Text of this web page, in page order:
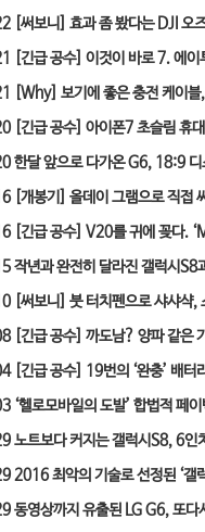
[써보니] 효과 좀 봤다는 DJI 오
[긴급 공수] 이것이 바로 7. 에
[Why] 보기에 좋은 충전 케이
[긴급 공수] 아이폰7 초슬림 휴
한달 앞으로 다가온 G6, 18:9 디
[개봉기] 올데이 그램으로 직접
[긴급 공수] V20를 귀에 꽂다.
작년과 완전히 달라진 갤럭시S8
[써보니] 붓 터치펜으로 샤샤샥,
[긴급 공수] 까도남? 양파 같은
[긴급 공수] 19번의 ‘완충’ 배터
‘헬로모바일의 도발’ 합법적 페
노트보다 커지는 갤럭시S8, 6인
2016 최악의 기술로 선정된 ‘갤
동영상까지 유출된 LG G6, 또다